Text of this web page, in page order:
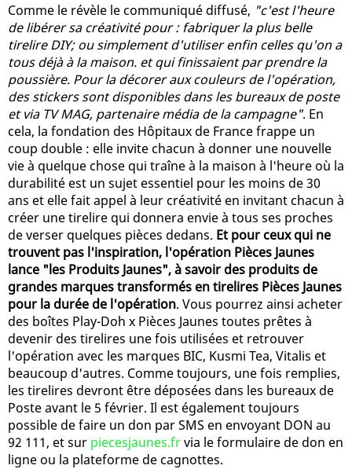
Comme le révèle le communiqué diffusé, "c'est l'heure
de libérer sa créativité pour : fabriquer la plus belle
tirelire DIY; ou simplement d'utiliser enfin celles qu'on a
tous déjà à la maison. et qui finissaient par prendre la
poussière. Pour la décorer aux couleurs de l'opération,
des stickers sont disponibles dans les bureaux de poste
et via TV MAG, partenaire média de la campagne". En
cela, la fondation des Hôpitaux de France frappe un
coup double : elle invite chacun à donner une nouvelle
vie à quelque chose qui traîne à la maison à l'heure où la
durabilité est un sujet essentiel pour les moins de 30
ans et elle fait appel à leur créativité en invitant chacun à
créer une tirelire qui donnera envie à tous ses proches
de verser quelques pièces dedans. Et pour ceux qui ne
trouvent pas l'inspiration, l'opération Pièces Jaunes
lance "les Produits Jaunes", à savoir des produits de
grandes marques transformés en tirelires Pièces Jaunes
pour la durée de l'opération. Vous pourrez ainsi acheter
des boîtes Play-Doh x Pièces Jaunes toutes prêtes à
devenir des tirelires une fois utilisées et retrouver
l'opération avec les marques BIC, Kusmi Tea, Vitalis et
beaucoup d'autres. Comme toujours, une fois remplies,
les tirelires devront être déposées dans les bureaux de
Poste avant le 5 février. Il est également toujours
possible de faire un don par SMS en envoyant DON au
92 111, et sur piecesjaunes.frvia le formulaire de don en
ligne ou la plateforme de cagnottes.